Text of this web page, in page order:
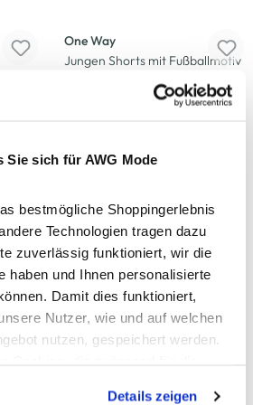
Sie sich für AWG Mode
bestmögliche Shoppingerlebnis
Technologien tragen dazu
zuverlässig funktioniert, wir die
haben und Ihnen personalisierte
Damit dies funktioniert,
Nutzer, wie und auf welchen
nutzen, gespeichert werden.
Details zeigen
One Way
Jungen Shorts mit Fußballmotiv
Jungen Basic Sweatshorts
16,99 € 22,99 €
-33%
Grinario Sports
Kinder Badeshirt mit UV-Schutz